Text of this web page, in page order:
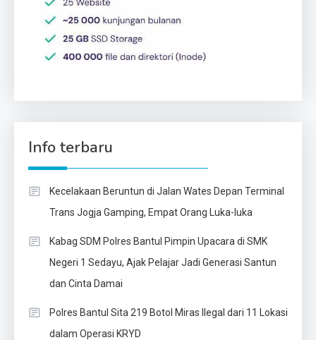
Info terbaru
Kecelakaan Beruntun di Jalan Wates Depan Terminal
Trans Jogja Gamping, Empat Orang Luka-luka
Kabag SDM Polres Bantul Pimpin Upacara di SMK
Negeri 1 Sedayu, Ajak Pelajar Jadi Generasi Santun
dan Cinta Damai
Polres Bantul Sita 219 Botol Miras Ilegal dari 11 Lokasi
dalam Operasi KRYD